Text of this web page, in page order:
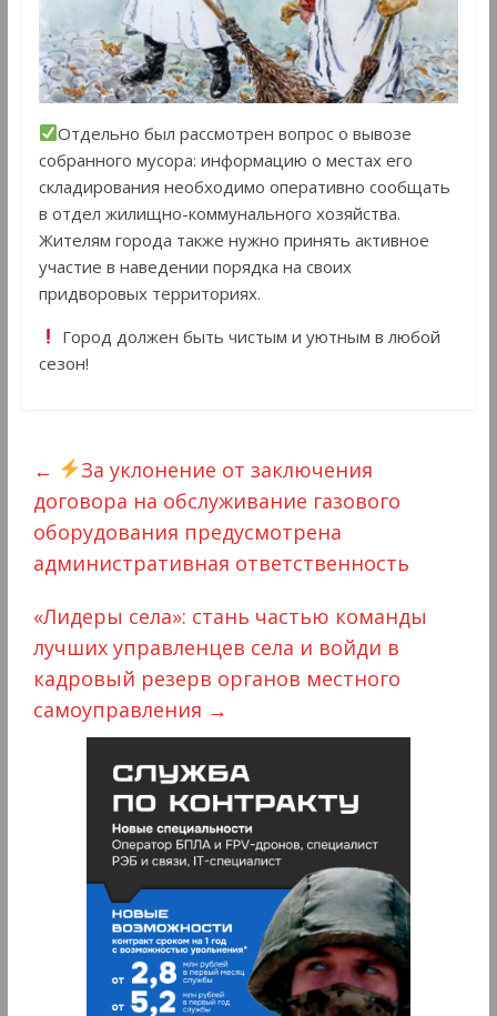
Отдельно был рассмотрен вопрос о вывозе
собранного мусора: информацию о местах его
складирования необходимо оперативно сообщать
в отдел жилищно-коммунального хозяйства.
Жителям города также нужно принять активное
участие в наведении порядка на своих
придворовых территориях.
Город должен быть чистым и уютным в любой
сезон!
←
За уклонение от заключения
договора на обслуживание газового
оборудования предусмотрена
административная ответственность
«Лидеры села»: стань частью команды
лучших управленцев села и войди в
кадровый резерв органов местного
самоуправления →